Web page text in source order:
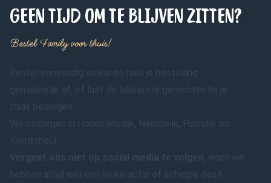
GEEN TIJD OM TE BLIJVEN ZITTEN?
Bestel Family voor thuis!